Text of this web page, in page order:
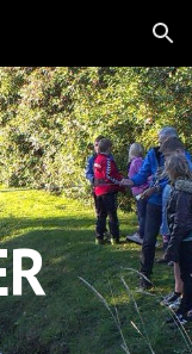
Skip to navigation